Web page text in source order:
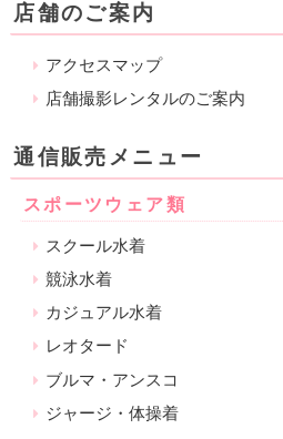
店舗のご案内
アクセスマップ
店舗撮影レンタルのご案内
通信販売メニュー
スポーツウェア類
スクール水着
競泳水着
カジュアル水着
レオタード
ブルマ・アンスコ
ジャージ・体操着